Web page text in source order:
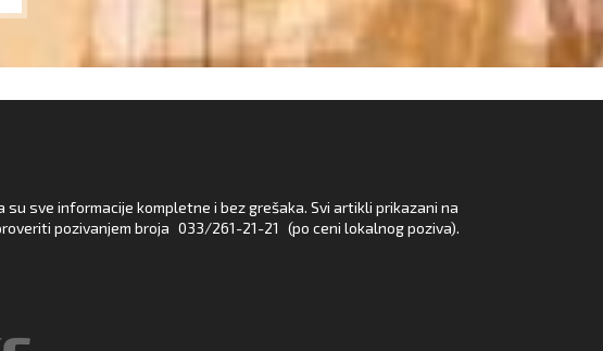
sve informacije kompletne i bez grešaka. Svi artikli prikazani na
pozivanjem broja 033/261-21-21 (po ceni lokalnog poziva).